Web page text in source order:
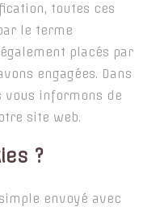
toutes ces
le terme
placés par
engagées. Dans
vous informons de
site web.
?
envoyé avec